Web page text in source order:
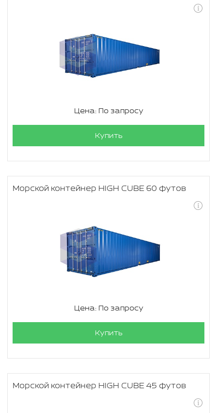
Цена: По запросу
Купить
Морской контейнер HIGH CUBE 60 футов
Цена: По запросу
Купить
Морской контейнер HIGH CUBE 45 футов